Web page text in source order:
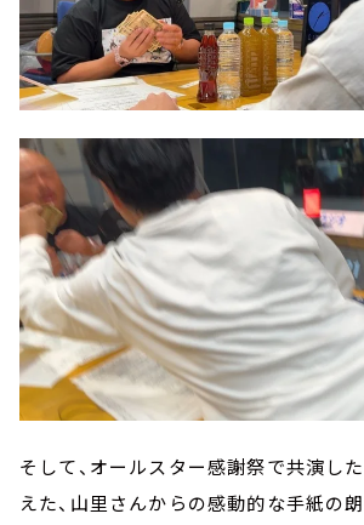
そして、オールスター感謝祭で共演し
えた、山里さんからの感動的な手紙の朗